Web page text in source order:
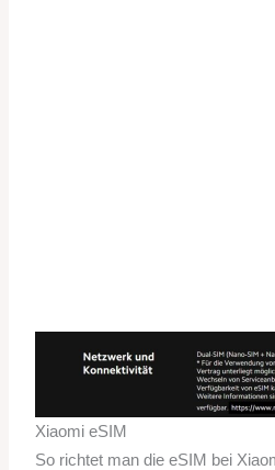
Xiaomi eSIM
So richtet man die eSIM bei